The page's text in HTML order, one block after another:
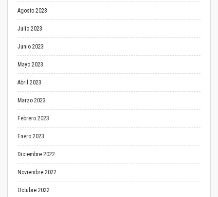
Agosto 2023
Julio 2023
Junio 2023
Mayo 2023
Abril 2023
Marzo 2023
Febrero 2023
Enero 2023
Diciembre 2022
Noviembre 2022
Octubre 2022